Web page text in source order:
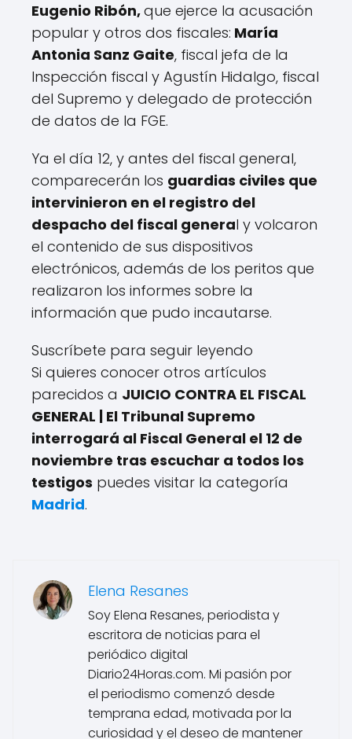
Eugenio Ribón,que ejerce la acusación
popular y otros dos fiscales: María
Antonia Sanz Gaite, fiscal jefa de la
Inspección fiscal y Agustín Hidalgo, fiscal
del Supremo y delegado de protección
de datos de la FGE.
Ya el día 12, y antes del fiscal general,
comparecerán los guardias civiles que
intervinieron en el registro del
despacho del fiscal general y volcaron
el contenido de sus dispositivos
electrónicos, además de los peritos que
realizaron los informes sobre la
información que pudo incautarse.
Suscríbete para seguir leyendo
Si quieres conocer otros artículos
parecidos a JUICIO CONTRA EL FISCAL
GENERAL | El Tribunal Supremo
interrogará al Fiscal General el 12 de
noviembre tras escuchar a todos los
testigos puedes visitar la categoría
Madrid.
Elena Resanes
Soy Elena Resanes, periodista y
escritora de noticias para el
periódico digital
Diario24Horas.com. Mi pasión por
el periodismo comenzó desde
temprana edad, motivada por la
curiosidad y el deseo de mantener